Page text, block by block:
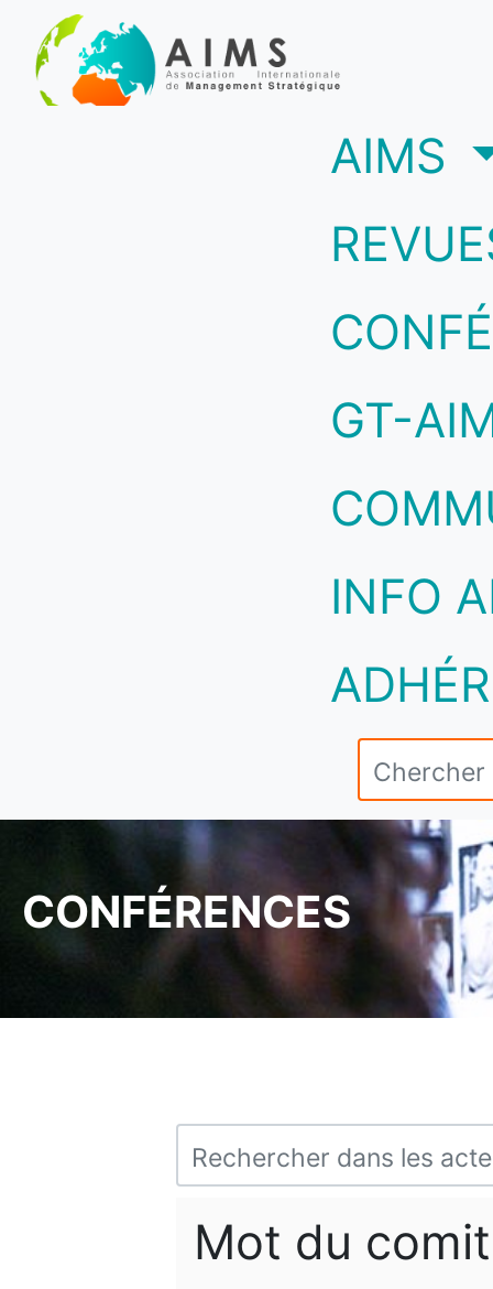
AIMS
GT-
INFO
CONFÉRENCES
Mot du